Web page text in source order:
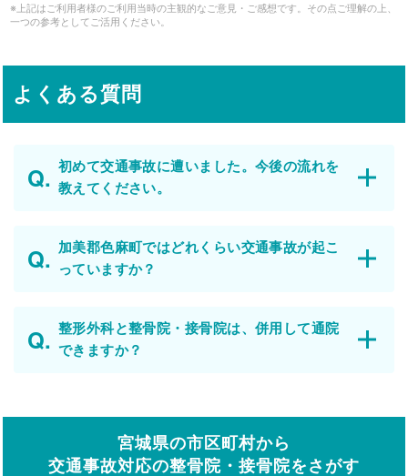
※上記はご利用者様のご利用当時の主観的なご意見・ご感想です。その点ご理解の上、
一つの参考としてご活用ください。
よくある質問
初めて交通事故に遭いました。今後の流れを
教えてください。
加美郡色麻町ではどれくらい交通事故が起こ
っていますか？
整形外科と整骨院・接骨院は、併用して通院
できますか？
宮城県の市区町村から
交通事故対応の整骨院・接骨院をさがす